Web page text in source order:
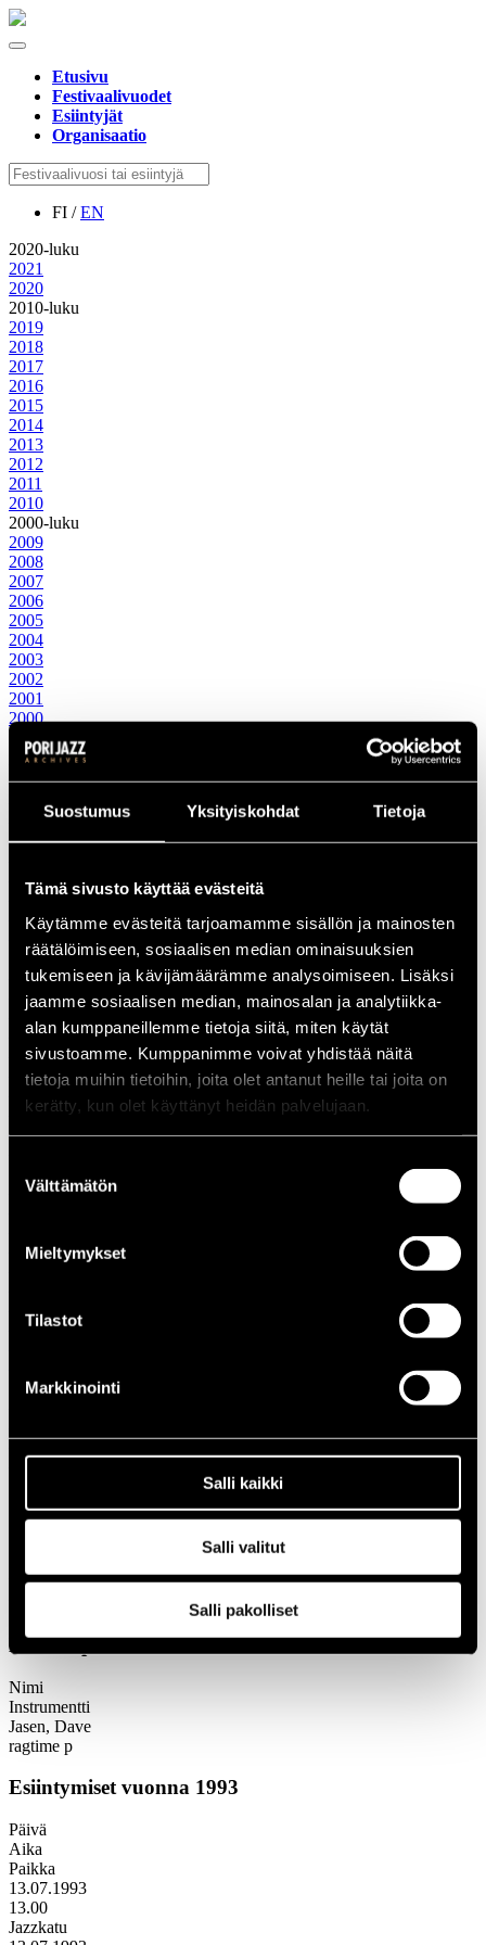
Suostumus Yksityiskohdat Tietoja
Tämä sivusto käyttää evästeitä
Käytämme evästeitä tarjoamamme sisällön ja mainosten
räätälöimiseen, sosiaalisen median ominaisuuksien
tukemiseen ja kävijämäärämme analysoimiseen. Lisäksi
jaamme sosiaalisen median, mainosalan ja analytiikka-
alan kumppaneillemme tietoja siitä, miten käytät
sivustoamme. Kumppanimme voivat yhdistää näitä
tietoja muihin tietoihin, joita olet antanut heille tai joita on
kerätty, kun olet käyttänyt heidän palvelujaan.
valinta
Välttämätön
Mieltymykset
Tilastot
Markkinointi
Salli kaikki
Salli valitut
Salli pakolliset
Etusivu
Festivaalivuodet
Esiintyjät
Organisaatio
FI /EN
2020-luku
2021
2020
2010-luku
2019
2018
2017
2016
2015
2014
2013
2012
2011
2010
2000-luku
2009
2008
2007
2006
2005
2004
2003
2002
2001
2000
1990-luku
1999
1998
1992
1991
1990
1980-luku
1989
1988
1987
1986
1985
1984
1983
1982
1979
1976
1975
1972
1960-luku
1967
1966
1993
Dave Jasen
Kokoonpano
Nimi
Instrumentti
Jasen, Dave
ragtime p
Esiintymiset vuonna 1993
Päivä
Aika
Paikka
13.07.1993
13.00
Jazzkatu